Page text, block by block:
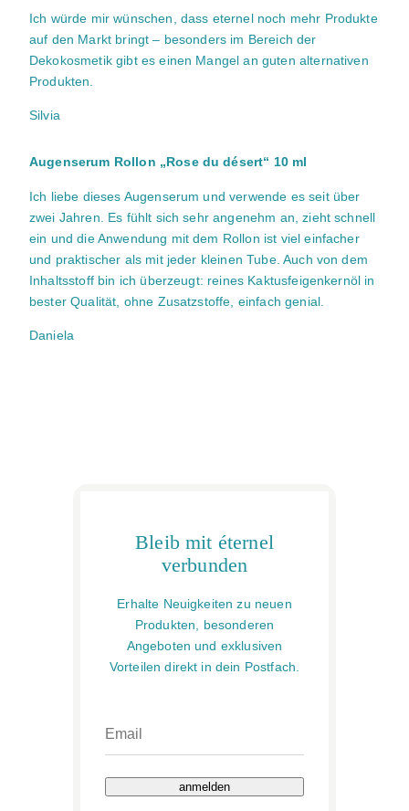
Ich würde mir wünschen, dass eternel noch mehr Produkte
auf den Markt bringt – besonders im Bereich der
Dekokosmetik gibt es einen Mangel an guten alternativen
Produkten.
Silvia
Augenserum Rollon „Rose du désert“ 10 ml
Ich liebe dieses Augenserum und verwende es seit über
zwei Jahren. Es fühlt sich sehr angenehm an, zieht schnell
ein und die Anwendung mit dem Rollon ist viel einfacher
und praktischer als mit jeder kleinen Tube. Auch von dem
Inhaltsstoff bin ich überzeugt: reines Kaktusfeigenkernöl in
bester Qualität, ohne Zusatzstoffe, einfach genial.
Daniela
Bleib mit éternel
verbunden
Erhalte Neuigkeiten zu neuen
Produkten, besonderen
Angeboten und exklusiven
Vorteilen direkt in dein Postfach.
anmelden